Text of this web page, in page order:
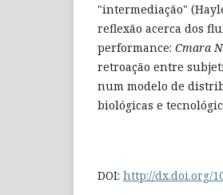
"intermediação"
reflexão acerca dos
performance: Cmara
retroação entre
num modelo de
biológicas e
DOI: http://dx.doi.org/